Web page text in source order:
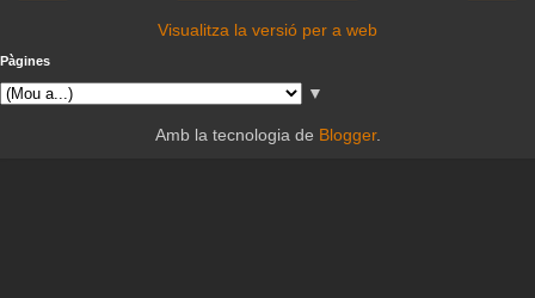
Visualitza la versió per a web
Pàgines
▼
Amb la tecnologia de Blogger.